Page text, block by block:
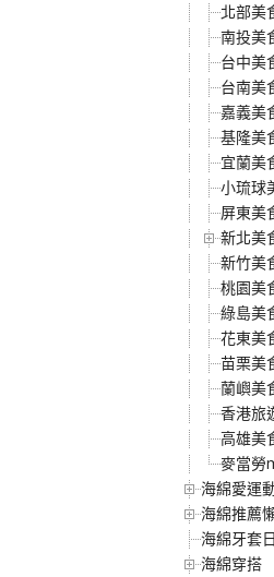
北部美
南投美
台中美
台南美
嘉義美
基隆美
宜蘭美
小琉球
屏東美
新北美
新竹美
桃園美
綠島美
花東美
苗栗美
蘭嶼美
香港旅
高雄美
麥當勞
海綿愛運
海綿推薦
海綿牙套
海綿穿搭